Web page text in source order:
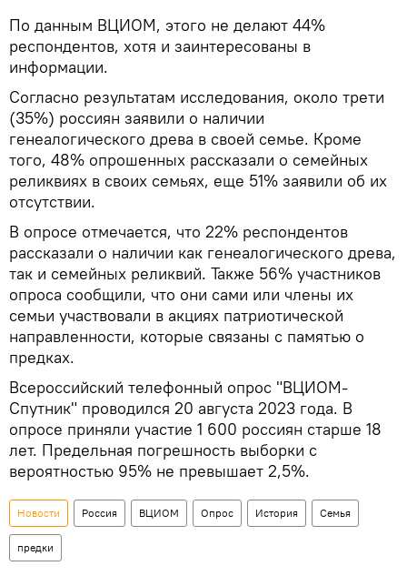
По данным ВЦИОМ, этого не делают 44%
респондентов, хотя и заинтересованы в
информации.
Согласно результатам исследования, около трети
(35%) россиян заявили о наличии
генеалогического древа в своей семье. Кроме
того, 48% опрошенных рассказали о семейных
реликвиях в своих семьях, еще 51% заявили об их
отсутствии.
В опросе отмечается, что 22% респондентов
рассказали о наличии как генеалогического древа,
так и семейных реликвий. Также 56% участников
опроса сообщили, что они сами или члены их
семьи участвовали в акциях патриотической
направленности, которые связаны с памятью о
предках.
Всероссийский телефонный опрос "ВЦИОМ-
Спутник" проводился 20 августа 2023 года. В
опросе приняли участие 1 600 россиян старше 18
лет. Предельная погрешность выборки с
вероятностью 95% не превышает 2,5%.
Новости Россия ВЦИОМ Опрос История Семья
предки